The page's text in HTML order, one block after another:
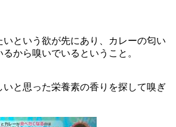
という欲が先にあり、カレーの匂い
から嗅いでいるということ。
いと思った栄養素の香りを探して嗅ぎ